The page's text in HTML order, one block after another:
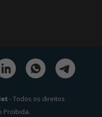
- Todos os direitos
Proibida.